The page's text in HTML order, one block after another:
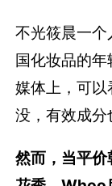
不光筱晨一
国化妆品的
媒体上，可
没，有效成分
然而，当平